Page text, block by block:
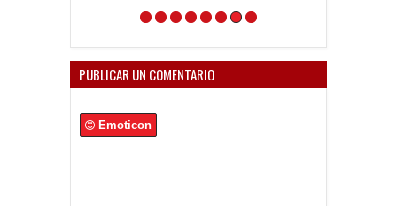
PUBLICAR UN COMENTARIO
Emoticon